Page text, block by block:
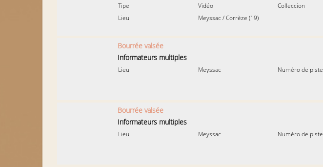
Tipe
Vidéo
Lieu
Meyssac/Corrèze (19)
Colleccion
Bourrée valsée
Informateurs multiples
Lieu Meyssac Numéro de piste
Bourrée valsée
Informateurs multiples
Lieu Meyssac Numéro de piste